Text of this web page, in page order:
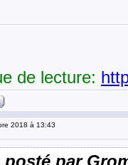
de lecture:
2018 à 13:43
posté par